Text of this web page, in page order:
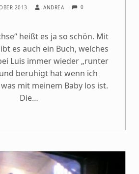
2013 ANDREA 0
heißt es ja so schön. Mit
es auch ein Buch, welches
Luis immer wieder „runter
beruhigt hat wenn ich
mit meinem Baby los ist.
Die…